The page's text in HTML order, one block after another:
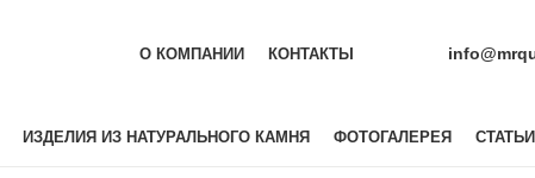
О КОМПАНИИ КОНТАКТЫ
ИЗДЕЛИЯ ИЗ НАТУРАЛЬНОГО КАМНЯ ФОТОГАЛЕРЕЯ СТАТЬИ